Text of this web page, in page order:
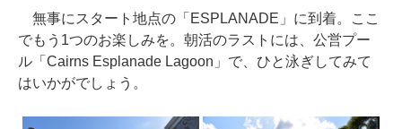
無事にスタート地点の「ESPLANADE」に到着。ここ
でもう1つのお楽しみを。朝活のラストには、公営プー
ル「Cairns Esplanade Lagoon」で、ひと泳ぎしてみて
はいかがでしょう。